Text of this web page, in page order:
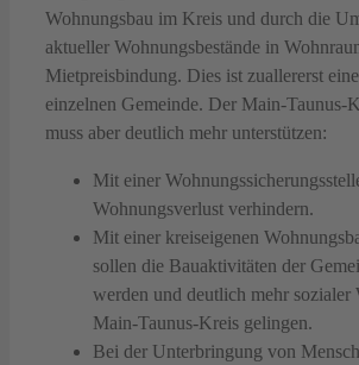
Wohnungsbau im Kreis und durch die
aktueller Wohnungsbestände in
Mietpreisbindung. Dies ist zuallererst
einzelnen Gemeinde. Der Main-Taunus-
muss aber deutlich mehr unterstützen:
Mit einer
Wohnungsverlust verhindern.
Mit einer kreiseigenen
sollen die Bauaktivitäten der
werden und deutlich mehr sozialer
Main-Taunus-Kreis gelingen.
Bei der Unterbringung von